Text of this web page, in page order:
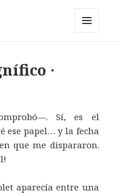
·
Sí, es el
ese papel… y la fecha
que me dispararon.
aparecía entre una